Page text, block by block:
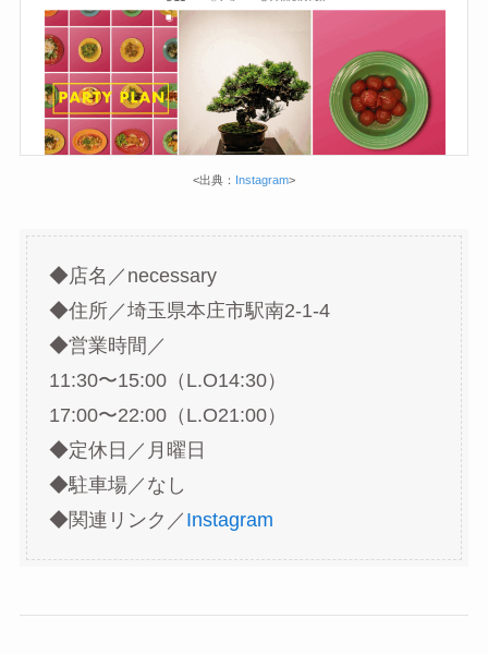
<出典： Instagram>
◆店名／necessary
◆住所／埼玉県本庄市駅南2-1-4
◆営業時間／
11:30〜15:00（L.O14:30）
17:00〜22:00（L.O21:00）
◆定休日／月曜日
◆駐車場／なし
◆関連リンク／ Instagram